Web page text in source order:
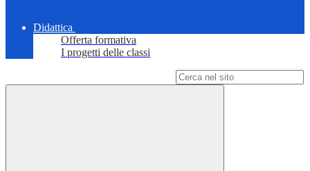
Didattica
Offerta formativa
I progetti delle classi